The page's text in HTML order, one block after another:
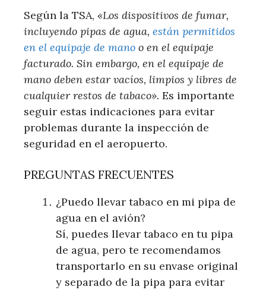
Según la TSA, «Los dispositivos de fumar,
incluyendo pipas de agua, están permitidos
en el equipaje de mano o en el equipaje
facturado. Sin embargo, en el equipaje de
mano deben estar vacíos, limpios y libres de
cualquier restos de tabaco». Es importante
seguir estas indicaciones para evitar
problemas durante la inspección de
seguridad en el aeropuerto.
PREGUNTAS FRECUENTES
¿Puedo llevar tabaco en mi pipa de
agua en el avión?
Sí, puedes llevar tabaco en tu pipa
de agua, pero te recomendamos
transportarlo en su envase original
y separado de la pipa para evitar